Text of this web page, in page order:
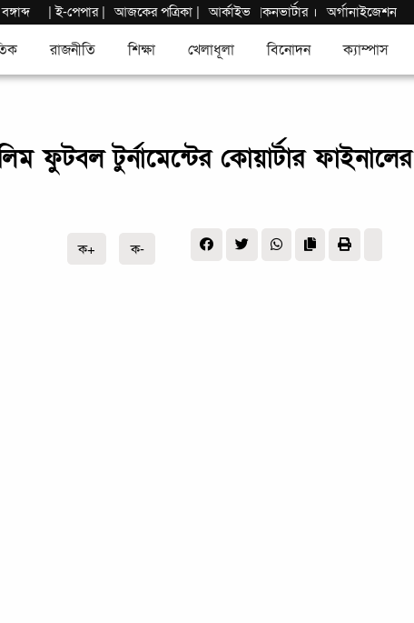
|ই-পেপার| আজকের পত্রিকা | আর্কাইভ |কনভার্টার । অর্গানাইজেশন
রাজনীতি শিক্ষা খেলাধূলা বিনোদন ক্যাম্পাস
ফুটবল টুর্নামেন্টের কোয়ার্টার ফাইনালের
ক+ ক-